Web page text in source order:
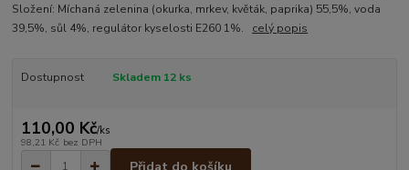
Složení: Míchaná zelenina (okurka, mrkev, květák, paprika) 55,5%, voda
39,5%, sůl 4%, regulátor kyselosti E260 1%. celý popis
Dostupnost Skladem 12 ks
110,00 Kč/ks
98,21 Kč bez DPH
Přidat do košíku